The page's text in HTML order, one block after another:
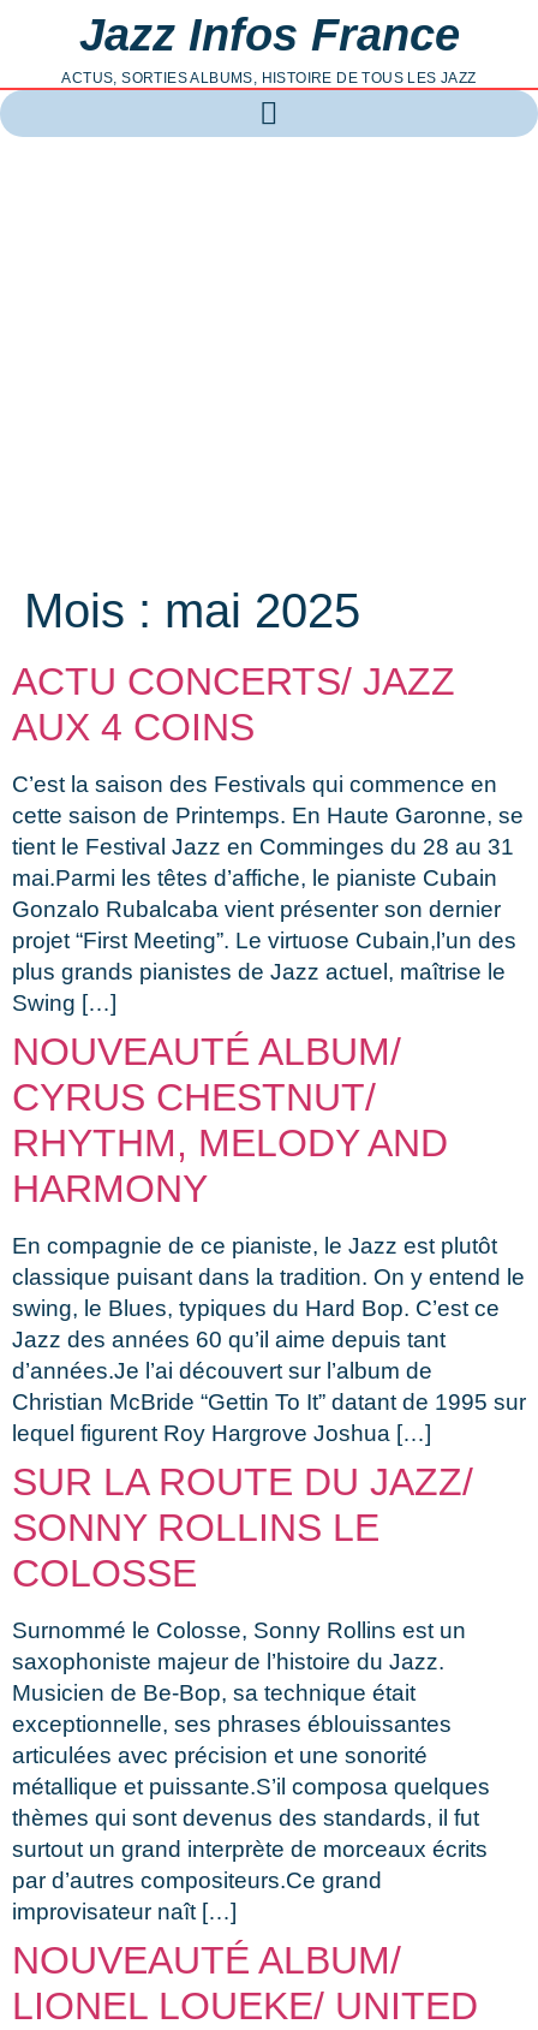
Jazz Infos France
ACTUS, SORTIES ALBUMS, HISTOIRE DE TOUS LES JAZZ
Mois : mai 2025
ACTU CONCERTS/ JAZZ
AUX 4 COINS
C’est la saison des Festivals qui commence en
cette saison de Printemps. En Haute Garonne, se
tient le Festival Jazz en Comminges du 28 au 31
mai.Parmi les têtes d’affiche, le pianiste Cubain
Gonzalo Rubalcaba vient présenter son dernier
projet “First Meeting”. Le virtuose Cubain,l’un des
plus grands pianistes de Jazz actuel, maîtrise le
Swing […]
NOUVEAUTÉ ALBUM/
CYRUS CHESTNUT/
RHYTHM, MELODY AND
HARMONY
En compagnie de ce pianiste, le Jazz est plutôt
classique puisant dans la tradition. On y entend le
swing, le Blues, typiques du Hard Bop. C’est ce
Jazz des années 60 qu’il aime depuis tant
d’années.Je l’ai découvert sur l’album de
Christian McBride “Gettin To It” datant de 1995 sur
lequel figurent Roy Hargrove Joshua […]
SUR LA ROUTE DU JAZZ/
SONNY ROLLINS LE
COLOSSE
Surnommé le Colosse, Sonny Rollins est un
saxophoniste majeur de l’histoire du Jazz.
Musicien de Be-Bop, sa technique était
exceptionnelle, ses phrases éblouissantes
articulées avec précision et une sonorité
métallique et puissante.S’il composa quelques
thèmes qui sont devenus des standards, il fut
surtout un grand interprète de morceaux écrits
par d’autres compositeurs.Ce grand
improvisateur naît […]
NOUVEAUTÉ ALBUM/
LIONEL LOUEKE/ UNITED